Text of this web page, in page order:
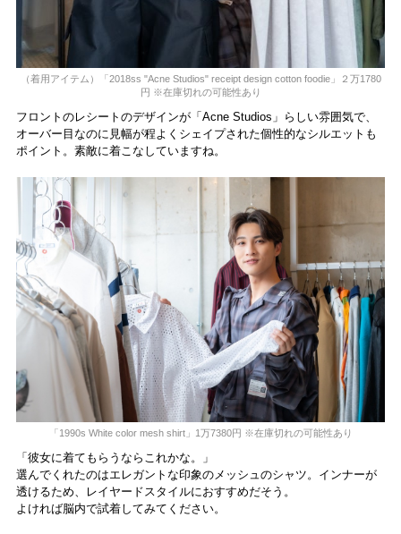
（着用アイテム）「2018ss "Acne Studios" receipt design cotton foodie」２万1780
円 ※在庫切れの可能性あり
フロントのレシートのデザインが「Acne Studios」らしい雰囲気で、
オーバー目なのに見幅が程よくシェイプされた個性的なシルエットも
ポイント。素敵に着こなしていますね。
「1990s White color mesh shirt」1万7380円 ※在庫切れの可能性あり
「彼女に着てもらうならこれかな。」
選んでくれたのはエレガントな印象のメッシュのシャツ。インナーが
透けるため、レイヤードスタイルにおすすめだそう。
よければ脳内で試着してみてください。